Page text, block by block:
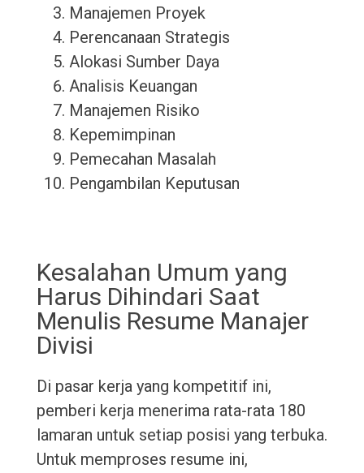
Manajemen Proyek
Perencanaan Strategis
Alokasi Sumber Daya
Analisis Keuangan
Manajemen Risiko
Kepemimpinan
Pemecahan Masalah
Pengambilan Keputusan
Kesalahan Umum yang
Harus Dihindari Saat
Menulis Resume Manajer
Divisi
Di pasar kerja yang kompetitif ini,
pemberi kerja menerima rata-rata 180
lamaran untuk setiap posisi yang terbuka.
Untuk memproses resume ini,